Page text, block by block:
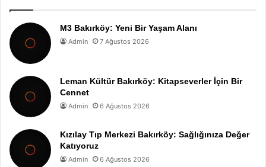
M3 Bakırköy: Yeni Bir Yaşam Alanı
Admin 7 Ağustos 2026
Leman Kültür Bakırköy: Kitapseverler İçin Bir
Cennet
Admin 6 Ağustos 2026
Kızılay Tıp Merkezi Bakırköy: Sağlığınıza Değer
Katıyoruz
Admin 6 Ağustos 2026